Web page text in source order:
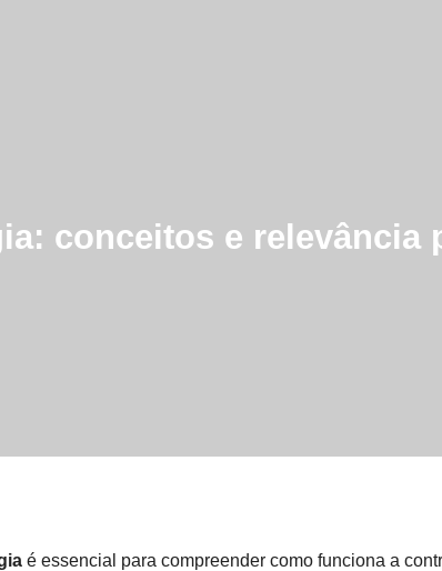
conceitos e relevância
é essencial para compreender como funciona a